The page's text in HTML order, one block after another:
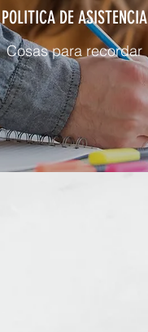
POLITICA DE ASISTENCIA
Cosas para recordar